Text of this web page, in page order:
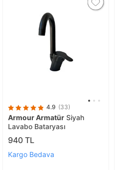
4.9 (33)
Armour Armatür Siyah
Lavabo Bataryası
940 TL
Kargo Bedava